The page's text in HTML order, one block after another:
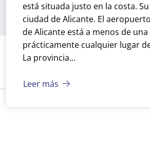
está situada justo en la costa.
ciudad de Alicante. El
de Alicante está a menos de
prácticamente cualquier lugar
La provincia...
Leer más